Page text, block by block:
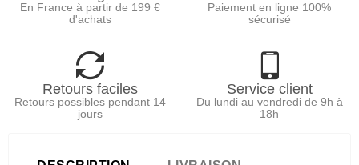
En France à partir de 199 €
d'achats
Paiement en ligne 100%
sécurisé
Retours faciles
Retours possibles pendant 14
jours
Service client
Du lundi au vendredi de 9h à
18h